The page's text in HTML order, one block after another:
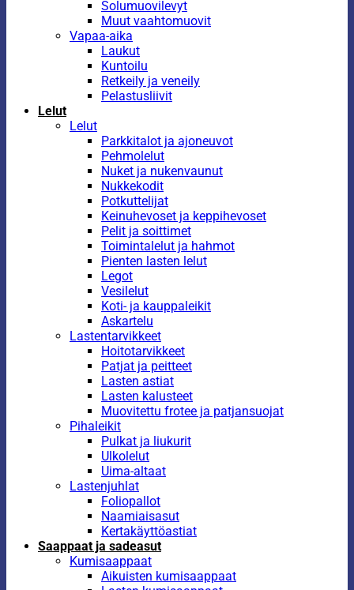
Solumuovilevyt
Muut vaahtomuovit
Vapaa-aika
Laukut
Kuntoilu
Retkeily ja veneily
Pelastusliivit
Lelut
Lelut
Parkkitalot ja ajoneuvot
Pehmolelut
Nuket ja nukenvaunut
Nukkekodit
Potkuttelijat
Keinuhevoset ja keppihevoset
Pelit ja soittimet
Toimintalelut ja hahmot
Pienten lasten lelut
Legot
Vesilelut
Koti- ja kauppaleikit
Askartelu
Lastentarvikkeet
Hoitotarvikkeet
Patjat ja peitteet
Lasten astiat
Lasten kalusteet
Muovitettu frotee ja patjansuojat
Pihaleikit
Pulkat ja liukurit
Ulkolelut
Uima-altaat
Lastenjuhlat
Foliopallot
Naamiaisasut
Kertakäyttöastiat
Saappaat ja sadeasut
Kumisaappaat
Aikuisten kumisaappaat